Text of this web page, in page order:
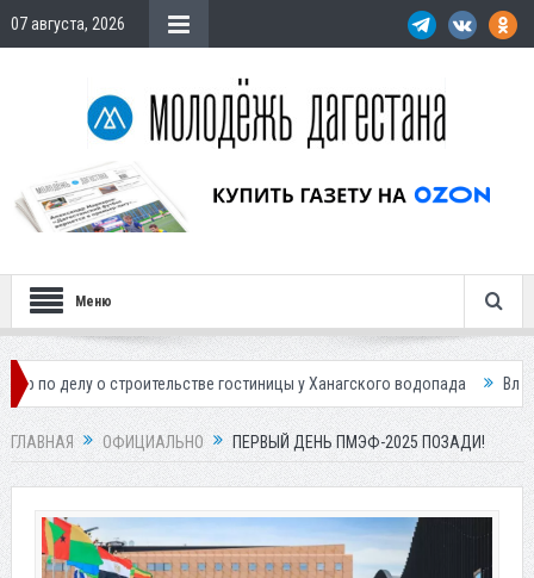
07 августа, 2026
Меню
о строительстве гостиницы у Ханагского водопада Власти
ГЛАВНАЯ ОФИЦИАЛЬНО ПЕРВЫЙ ДЕНЬ ПМЭФ-2025 ПОЗАДИ!